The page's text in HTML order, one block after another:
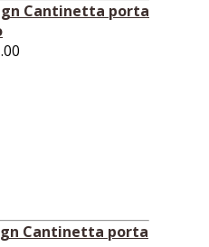
Cantinetta porta
Cantinetta porta